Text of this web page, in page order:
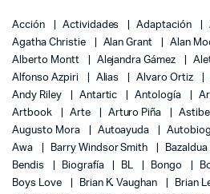
Acción Actividades Adaptación
Agatha Christie
Alan Grant Alan
Alberto Montt
Alejandra Gámez
Alfonso Azpiri
Alias Alvaro Ortiz
Andy Riley
Antartic Antología
Artbook
Arte Arturo Piña
Augusto Mora
Autoayuda
Awa
Barry Windsor Smith Bazaldua
Bendis
Biografía BL Bongo
Boys Love
Brian K. Vaughan Brian